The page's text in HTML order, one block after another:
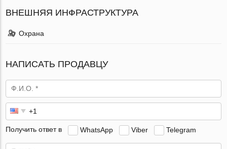
ВНЕШНЯЯ ИНФРАСТРУКТУРА
Охрана
НАПИСАТЬ ПРОДАВЦУ
Получить ответ в WhatsApp Viber Telegram